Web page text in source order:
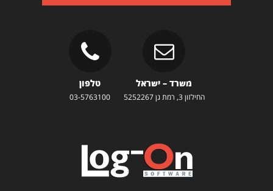
משרד – ישראל
החילזון 3, רמת גן 5252267
טלפון
03-5763100